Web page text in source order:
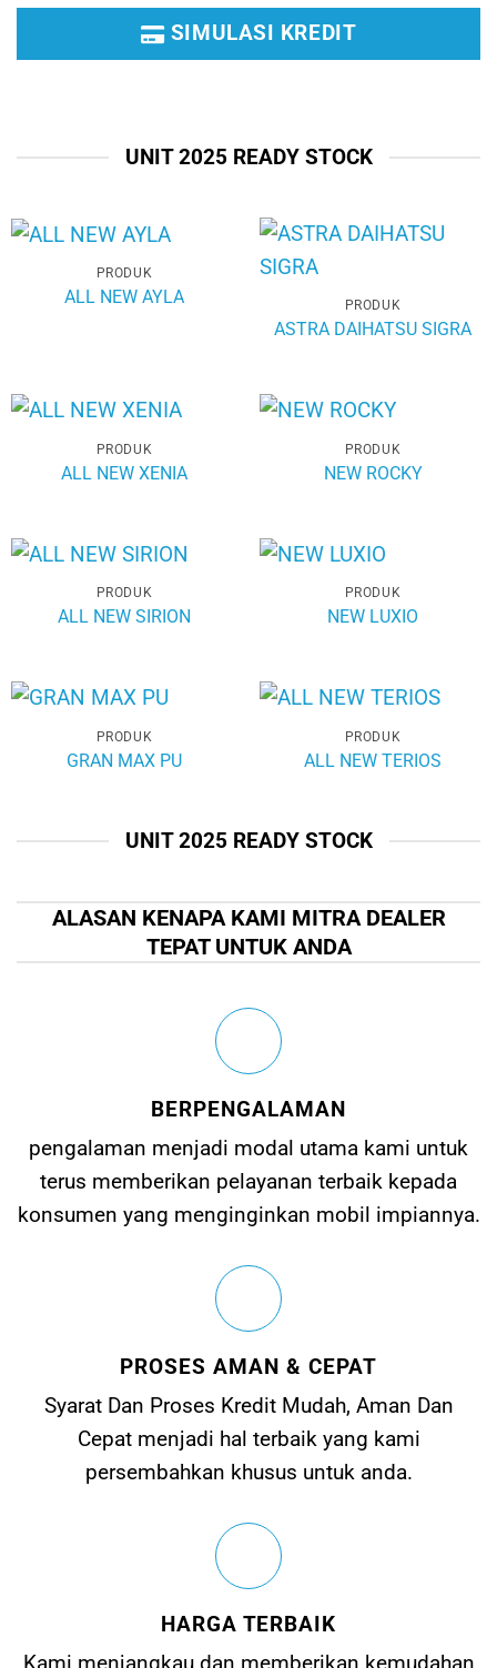
SIMULASI KREDIT
UNIT 2025 READY STOCK
PRODUK
ALL NEW AYLA PRODUK
ASTRA DAIHATSU SIGRA
PRODUK
ALL NEW XENIA
PRODUK
NEW ROCKY
PRODUK
ALL NEW SIRION
PRODUK
NEW LUXIO
PRODUK
GRAN MAX PU
PRODUK
ALL NEW TERIOS
UNIT 2025 READY STOCK
ALASAN KENAPA KAMI MITRA DEALER
TEPAT UNTUK ANDA
BERPENGALAMAN
pengalaman menjadi modal utama kami untuk
terus memberikan pelayanan terbaik kepada
konsumen yang menginginkan mobil impiannya.
PROSES AMAN & CEPAT
Syarat Dan Proses Kredit Mudah, Aman Dan
Cepat menjadi hal terbaik yang kami
persembahkan khusus untuk anda.
HARGA TERBAIK